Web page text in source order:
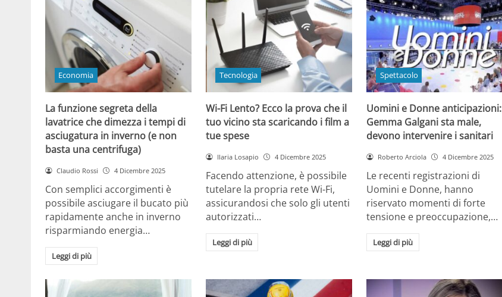
Economia
La funzione segreta della
lavatrice che dimezza i tempi di
asciugatura in inverno (e non
basta una centrifuga)
Claudio Rossi 4 Dicembre 2025
Con semplici accorgimenti è
possibile asciugare il bucato più
rapidamente anche in inverno
risparmiando energia…
Leggi di più
Tecnologia
Wi-Fi Lento? Ecco la prova che il
tuo vicino sta scaricando i film a
tue spese
Ilaria Losapio 4 Dicembre 2025
Facendo attenzione, è possibile
tutelare la propria rete Wi-Fi,
assicurandosi che solo gli utenti
autorizzati…
Leggi di più
Spettacolo
Uomini e Donne anticipazioni:
Gemma Galgani sta male,
devono intervenire i sanitari
Roberto Arciola 4 Dicembre 2025
Le recenti registrazioni di
Uomini e Donne, hanno
riservato momenti di forte
tensione e preoccupazione,…
Leggi di più